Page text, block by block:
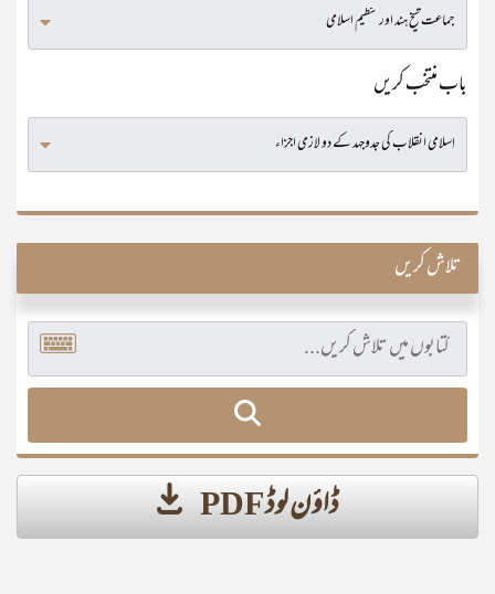
باب منتخب کریں
تلاش کریں
ڈاؤن لوڈ PDF